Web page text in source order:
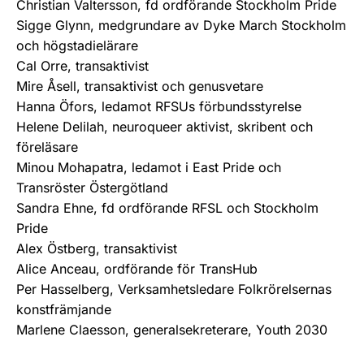
Christian Valtersson, fd ordförande Stockholm Pride
Sigge Glynn, medgrundare av Dyke March Stockholm
och högstadielärare
Cal Orre, transaktivist
Mire Åsell, transaktivist och genusvetare
Hanna Öfors, ledamot RFSUs förbundsstyrelse
Helene Delilah, neuroqueer aktivist, skribent och
föreläsare
Minou Mohapatra, ledamot i East Pride och
Transröster Östergötland
Sandra Ehne, fd ordförande RFSL och Stockholm
Pride
Alex Östberg, transaktivist
Alice Anceau, ordförande för TransHub
Per Hasselberg, Verksamhetsledare Folkrörelsernas
konstfrämjande
Marlene Claesson, generalsekreterare, Youth 2030